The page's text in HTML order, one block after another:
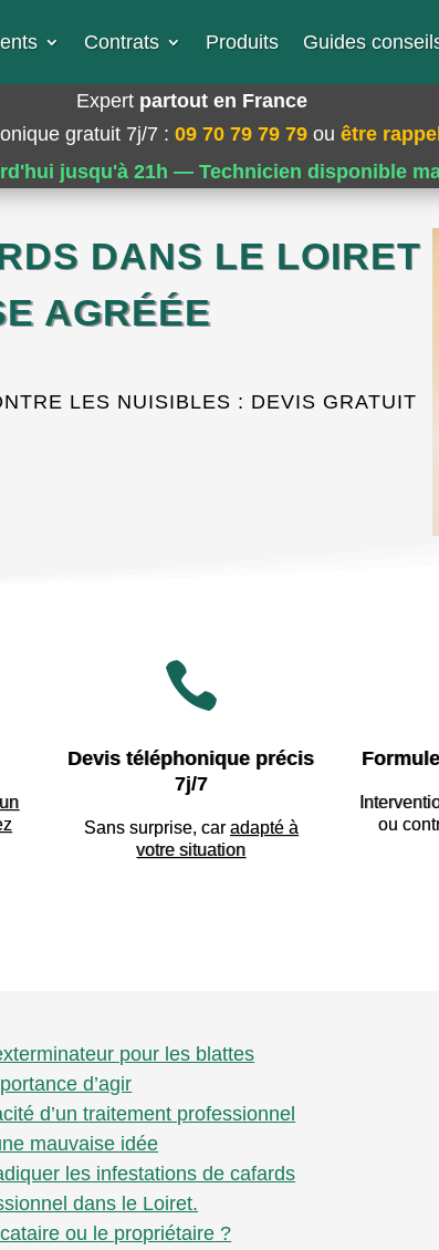
Contrats Produits Guides
Expert partout en France
gratuit 7j/7 : 09 70 79 79 79 ou être
jusqu'à 21h — Technicien disponible
DANS LE LOIRET
AGRÉÉE
LES NUISIBLES : DEVIS GRATUIT
un

Devis téléphonique précis
7j/7
Sans surprise, car adapté à
votre situation
ou
pour les blattes
d’agir
d’un traitement professionnel
mauvaise idée
les infestations de cafards
dans le Loiret.
ou le propriétaire ?